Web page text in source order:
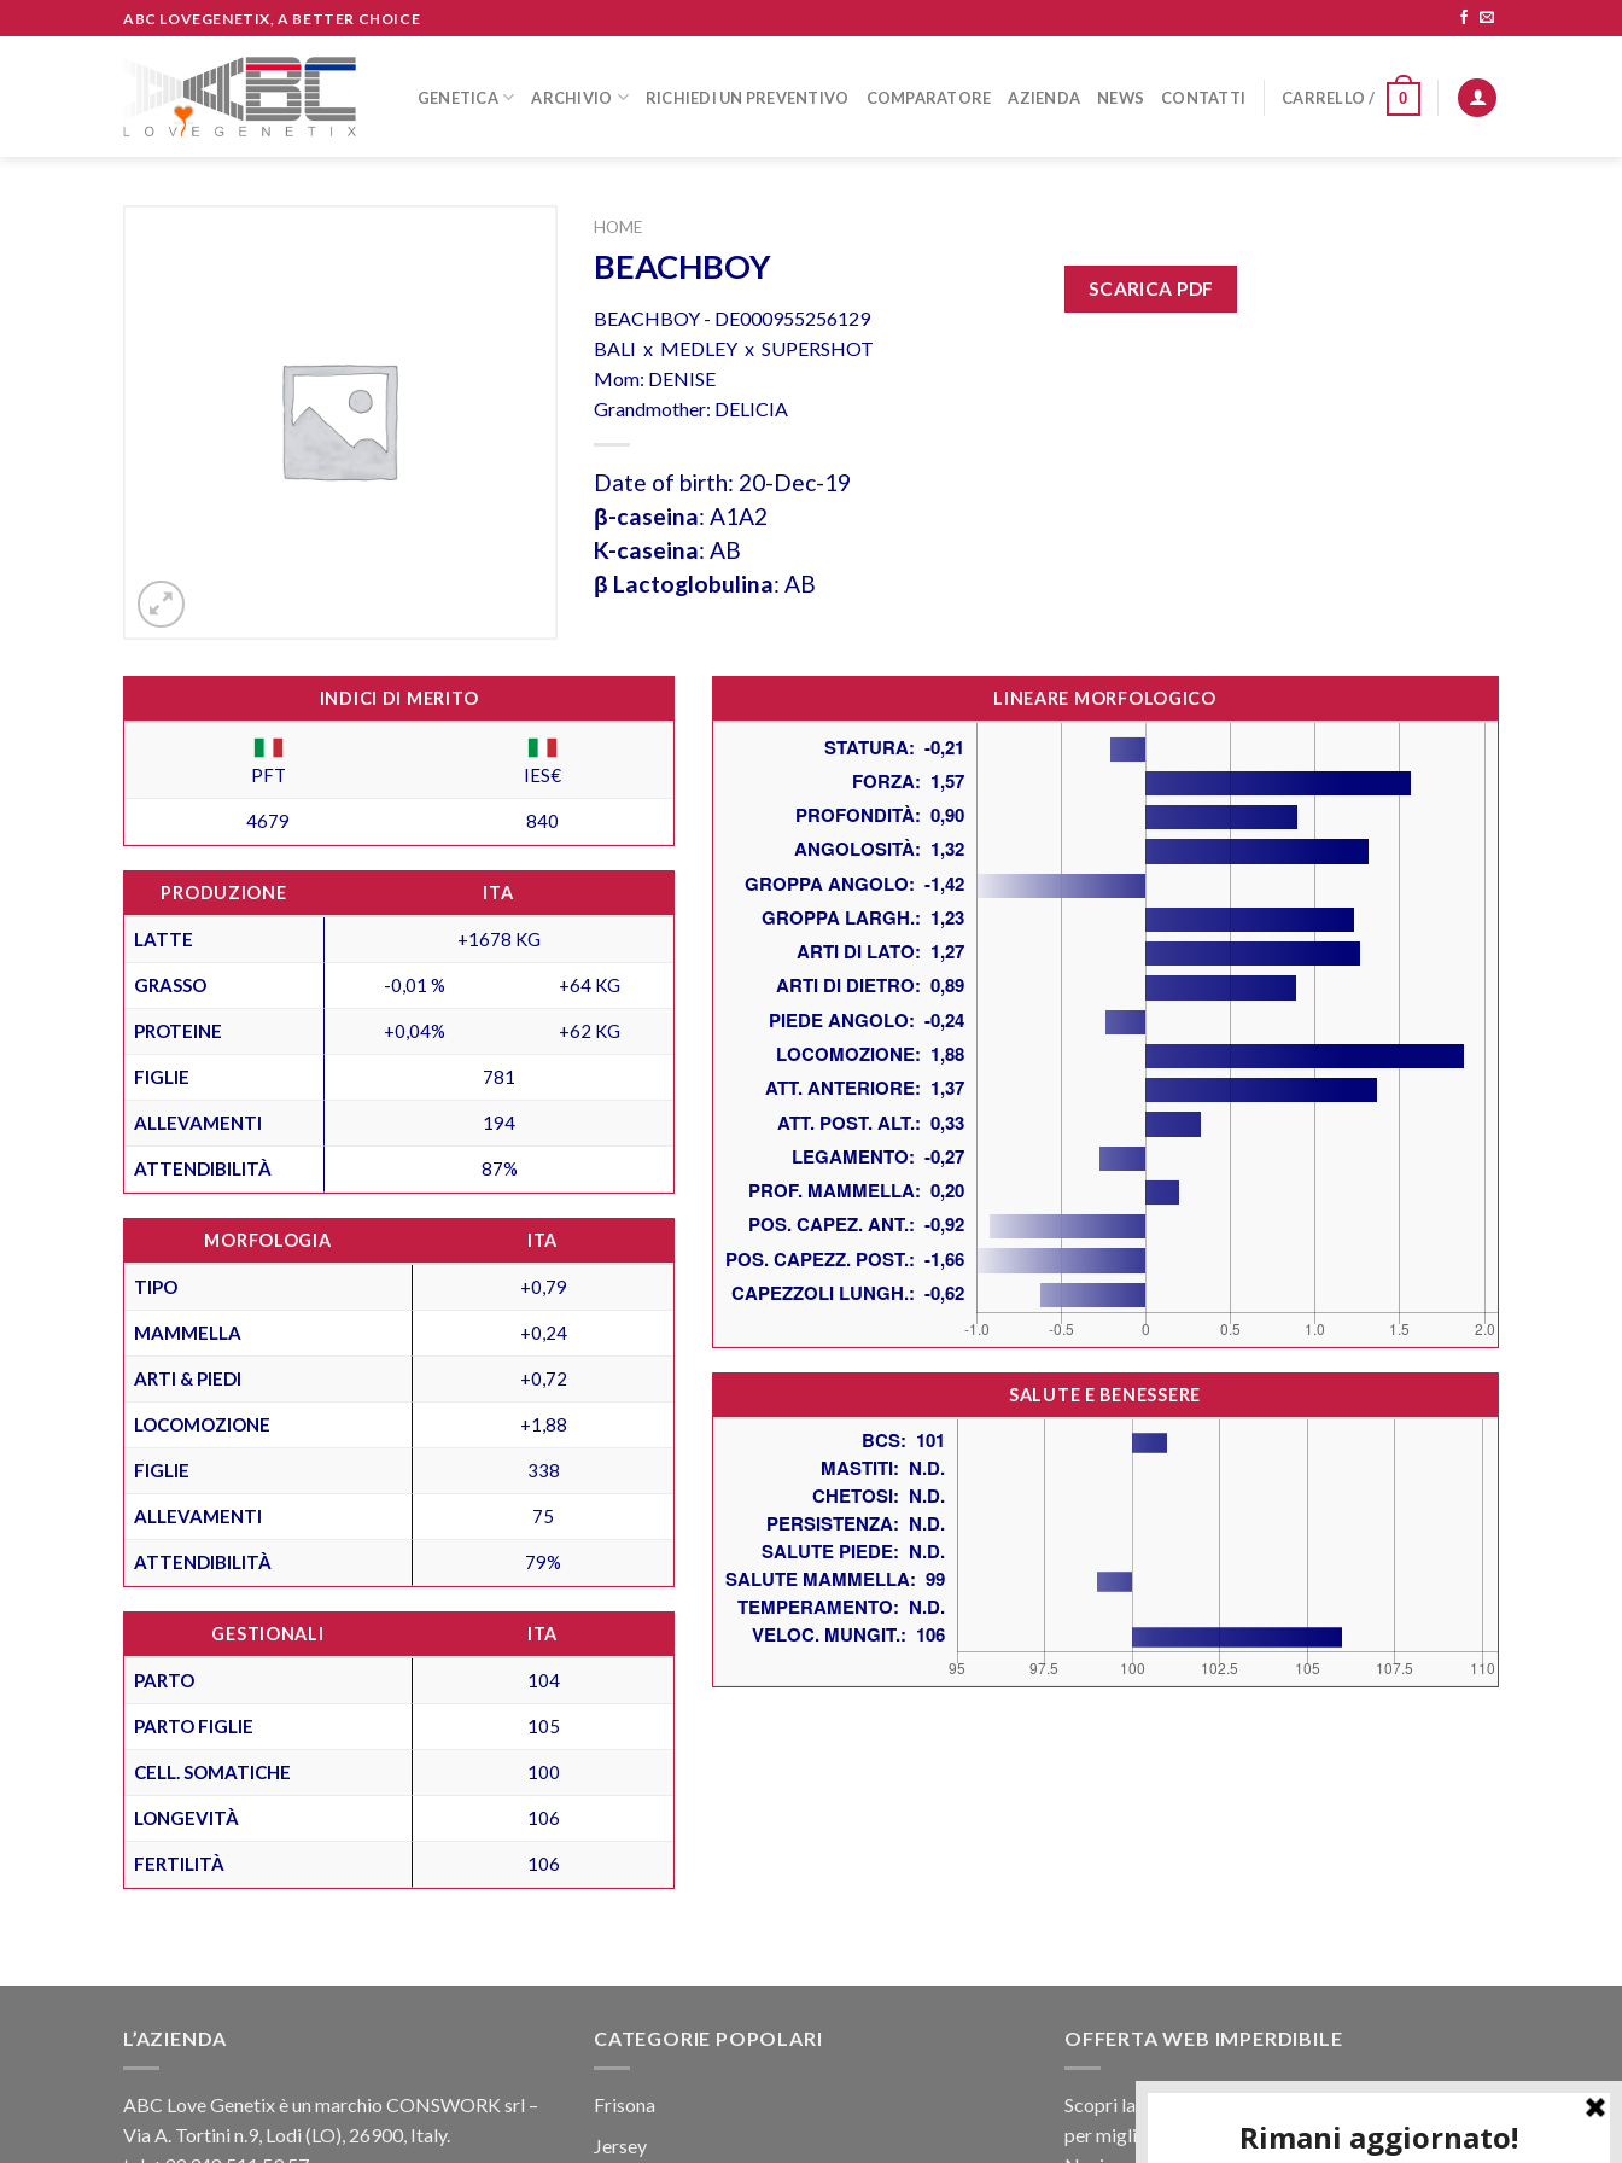
to
ABC LOVEGENETIX, A BETTER CHOICE
GENETICA ARCHIVIO RICHIEDI UN PREVENTIVO COMPARATORE AZIENDA NEWS CONTATTI CARRELLO / 0
HOME
BEACHBOY
BEACHBOY - DE000955256129
BALI x MEDLEY x SUPERSHOT
Mom: DENISE
Grandmother: DELICIA
Date of birth: 20-Dec-19
β-caseina: A1A2
K-caseina: AB
β Lactoglobulina: AB
SCARICA PDF
INDICI DI MERITO
PFT IES€
4679 840
PRODUZIONE ITA
LATTE +1678 KG
GRASSO -0,01 % +64 KG
PROTEINE +0,04% +62 KG
FIGLIE 781
ALLEVAMENTI 194
ATTENDIBILITÀ 87%
MORFOLOGIA ITA
TIPO +0,79
MAMMELLA +0,24
ARTI & PIEDI +0,72
LOCOMOZIONE +1,88
FIGLIE 338
ALLEVAMENTI 75
ATTENDIBILITÀ 79%
GESTIONALI ITA
PARTO 104
PARTO FIGLIE 105
CELL. SOMATICHE 100
LONGEVITÀ 106
FERTILITÀ 106
LINEARE MORFOLOGICO
SALUTE E BENESSERE
L’AZIENDA
ABC Love Genetix è un marchio CONSWORK srl –
Via A. Tortini n.9, Lodi (LO), 26900, Italy.
CATEGORIE POPOLARI
Frisona
Jersey
OFFERTA WEB IMPERDIBILE
Scopri la nostra offerta web! Un prezzo mai visto,
per migliaia di prodotti.